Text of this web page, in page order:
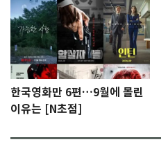
한국영화만 6편…9월에 몰린
이유는 [N초점]